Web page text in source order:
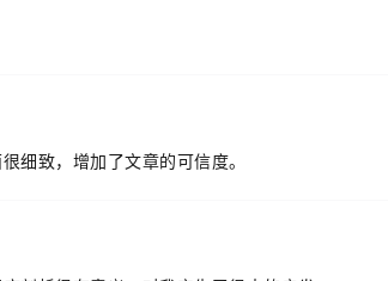
细致，增加了文章的可信度。